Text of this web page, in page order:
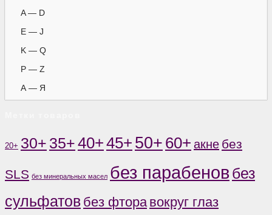
A — D
E — J
K — Q
P — Z
А — Я
20+ 30+ 35+40+45+ 50+ 60+ акне без
SLS без минеральных масел без парабеновбез
сульфатов без фтора вокруг глаз